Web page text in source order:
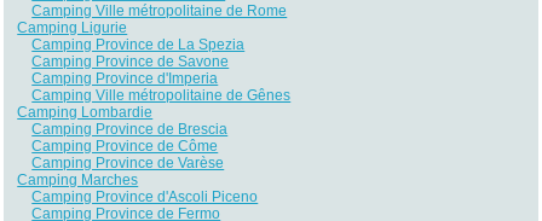
Camping Ville métropolitaine de Rome
Camping Ligurie
Camping Province de La Spezia
Camping Province de Savone
Camping Province d'Imperia
Camping Ville métropolitaine de Gênes
Camping Lombardie
Camping Province de Brescia
Camping Province de Côme
Camping Province de Varèse
Camping Marches
Camping Province d'Ascoli Piceno
Camping Province de Fermo